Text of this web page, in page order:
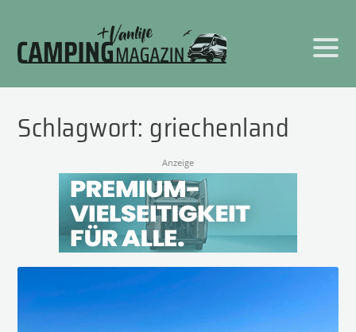
Schlagwort: griechenland
Anzeige